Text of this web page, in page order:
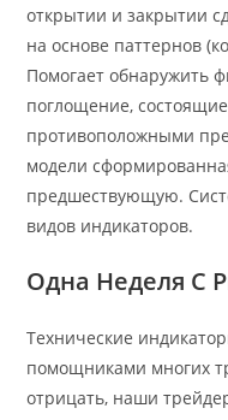
открытии и закрытии
на основе паттернов
Помогает обнаружить
поглощение,
противоположными
модели
предшествующую.
видов индикаторов.
Одна Неделя С
Технические
помощниками многих
отрицать, наши